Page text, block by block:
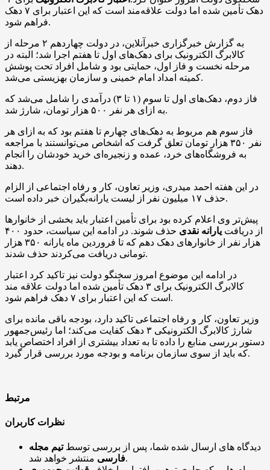
دهک تأمین شده اما دولت علاقه‌مند است که این اعتبار برای ۷ دهک
فراهم شود.
به گزارش خبرگزاری خبرآنلاین، در دولت چهاردهم ۲ مرحله از
کالابرگ الکترونیک برای دهک‌های اول تا هفتم اجرا شد؛ البته در
مرحله نخست و فاز اول، حمایتی بود و شامل افراد تحت پوشش
کمیته امداد امام خمینی و سازمان بهزیستی می‌شد.
فاز دوم، دهک‌های اول تا سوم (۱ تا ۳) درآمدی را شامل می‌شد که
به ازای هر نفر ۵۰۰ هزار تومان، شارژ شد.
فاز سوم هم مربوط به دهک‌های چهارم تا هفتم بود که به ازای هر
نفر ۳۵۰ هزار تومان تعلق گرفت که اشخاص می‌توانستند با مراجعه
به فروشگاه‌های خرد، عمده و زنجیره‌ای خرید خودشان را انجام
دهند.
در این هفته احمد میدری، وزیر تعاون، کار و رفاه اجتماعی از الزام
حذف ۱۷ میلیون نفر از لیست یارانه‌بگیران خبر داده است.
پیش‌تر وی اعلام کرده بود برای تأمین اعتبار باید بخشی از خانوارها
از دریافت یارانه نقدی
حذف شوند. در ادامه این سیاست، حدود ۴۰۰
هزار نفر از خانوارهای دهک دهم که تا فروردین ماه یارانه ۳۵۰ هزار
تومانی دریافت می‌کردند حذف شدند.
در ادامه این موضوع امروز سخنگو دولت نیز تاکید کرد اعتبار
کالابرگ الکترونیک برای ۳ دهک تأمین شده اما دولت علاقه مند
است که این اعتبار برای ۷ دهک فراهم شود.
وزیر تعاون، کار و رفاه اجتماعی تاکید دارد، بودجه باقی مانده برای
شارژ کالابرگ الکترونیکی ۳ دهک کفایت می‌کند؛ اما رئیس‌جمهور
دستور بررسی منابع را داده تا به تعداد بیشتری از افراد اختصاص یابد
که باید از سوی سازمان برنامه و بودجه مورد بررسی قرار گیرد.
مرتبط
نظرات کاربران
دیدگاه های ارسال شده شما، پس از بررسی توسطتیم مجله
فارسیمنتشر خواهد شد.